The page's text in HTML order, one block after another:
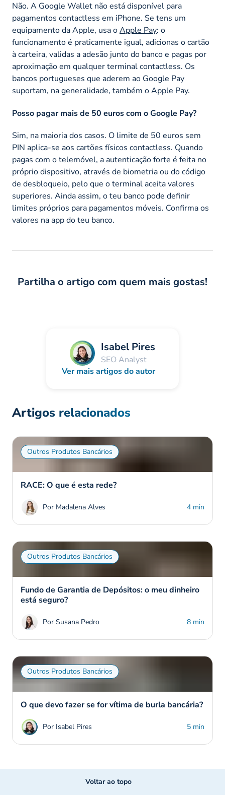
Não. A Google Wallet não está disponível para
pagamentos contactless em iPhone. Se tens um
equipamento da Apple, usa oApple Pay: o
funcionamento é praticamente igual, adicionas o cartão
à carteira, validas a adesão junto do banco e pagas por
aproximação em qualquer terminal contactless. Os
bancos portugueses que aderem ao Google Pay
suportam, na generalidade, também o Apple Pay.
Posso pagar mais de 50 euros com o Google Pay?
Sim, na maioria dos casos. O limite de 50 euros sem
PIN aplica-se aos cartões físicos contactless. Quando
pagas com o telemóvel, a autenticação forte é feita no
próprio dispositivo, através de biometria ou do código
de desbloqueio, pelo que o terminal aceita valores
superiores. Ainda assim, o teu banco pode definir
limites próprios para pagamentos móveis. Confirma os
valores na app do teu banco.
Partilha o artigo com quem mais gostas!
Isabel Pires
SEO Analyst
Ver mais artigos do autor
Artigos relacionados
Outros Produtos Bancários
RACE: O que é esta rede?
Por Madalena Alves 4 min
Outros Produtos Bancários
Fundo de Garantia de Depósitos: o meu dinheiro
está seguro?
Por Susana Pedro 8 min
Outros Produtos Bancários
O que devo fazer se for vítima de burla bancária?
Por Isabel Pires 5 min
Voltar ao topo